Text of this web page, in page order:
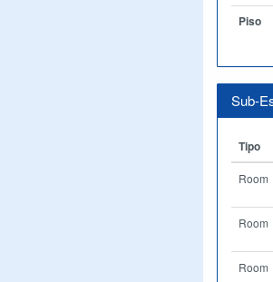
Piso
Sub-
Tipo
Room
Room
Room